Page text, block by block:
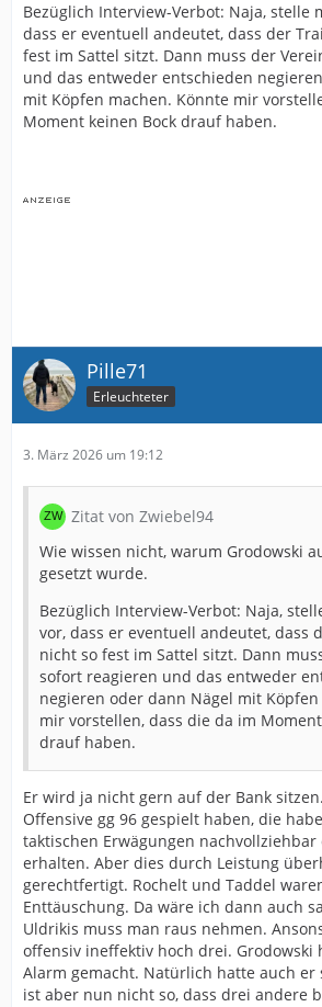
Bezüglich Interview-Verbot: Naja, stelle
dass er eventuell andeutet, dass der
fest im Sattel sitzt. Dann muss der
und das entweder entschieden
mit Köpfen machen. Könnte mir
Moment keinen Bock drauf haben.
Pille71
Erleuchteter
3. März 2026 um 19:12
Zitat von Zwiebel94
Wie wissen nicht, warum Grodowski
gesetzt wurde.
Bezüglich Interview-Verbot: Naja,
vor, dass er eventuell andeutet, dass
nicht so fest im Sattel sitzt. Dann
sofort reagieren und das entweder
negieren oder dann Nägel mit
mir vorstellen, dass die da im
drauf haben.
Er wird ja nicht gern auf der Bank
Offensive gg 96 gespielt haben, die
taktischen Erwägungen nachvollziehbar
erhalten. Aber dies durch Leistung
gerechtfertigt. Rochelt und Taddel
Enttäuschung. Da wäre ich dann auch
Uldrikis muss man raus nehmen.
offensiv ineffektiv hoch drei. Grodowski
Alarm gemacht. Natürlich hatte auch er
ist aber nun nicht so, dass drei andere